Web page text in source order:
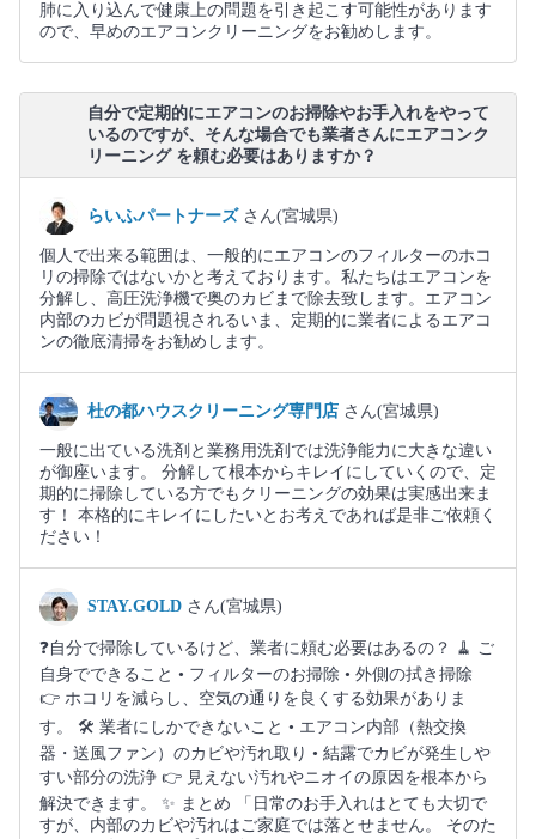
肺に入り込んで健康上の問題を引き起こす可能性があります
ので、早めのエアコンクリーニングをお勧めします。
自分で定期的にエアコンのお掃除やお手入れをやって
いるのですが、そんな場合でも業者さんにエアコンク
リーニング を頼む必要はありますか？
らいふパートナーズ さん(宮城県)
個人で出来る範囲は、一般的にエアコンのフィルターのホコ
リの掃除ではないかと考えております。私たちはエアコンを
分解し、高圧洗浄機で奥のカビまで除去致します。エアコン
内部のカビが問題視されるいま、定期的に業者によるエアコ
ンの徹底清掃をお勧めします。
杜の都ハウスクリーニング専門店 さん(宮城県)
一般に出ている洗剤と業務用洗剤では洗浄能力に大きな違い
が御座います。 分解して根本からキレイにしていくので、定
期的に掃除している方でもクリーニングの効果は実感出来ま
す！ 本格的にキレイにしたいとお考えであれば是非ご依頼く
ださい！
STAY.GOLD さん(宮城県)
❓自分で掃除しているけど、業者に頼む必要はあるの？ 🧹 ご
自身でできること • フィルターのお掃除 • 外側の拭き掃除
👉 ホコリを減らし、空気の通りを良くする効果がありま
す。 🛠 業者にしかできないこと • エアコン内部（熱交換
器・送風ファン）のカビや汚れ取り • 結露でカビが発生しや
すい部分の洗浄 👉 見えない汚れやニオイの原因を根本から
解決できます。 ✨ まとめ 「日常のお手入れはとても大切で
すが、内部のカビや汚れはご家庭では落とせません。 そのた